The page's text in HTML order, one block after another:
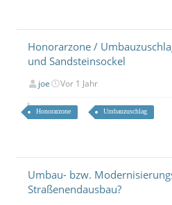
Honorarzone /
und Sandsteinsockel
joe Vor 1 Jahr
Honorarzone Umbauzuschlag
Umbau- bzw.
Straßenendausbau?